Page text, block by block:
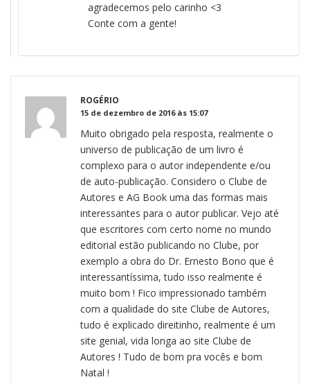
agradecemos pelo carinho <3
Conte com a gente!
ROGÉRIO
15 de dezembro de 2016 às 15:07
Muito obrigado pela resposta, realmente o
universo de publicação de um livro é
complexo para o autor independente e/ou
de auto-publicação. Considero o Clube de
Autores e AG Book uma das formas mais
interessantes para o autor publicar. Vejo até
que escritores com certo nome no mundo
editorial estão publicando no Clube, por
exemplo a obra do Dr. Ernesto Bono que é
interessantíssima, tudo isso realmente é
muito bom ! Fico impressionado também
com a qualidade do site Clube de Autores,
tudo é explicado direitinho, realmente é um
site genial, vida longa ao site Clube de
Autores ! Tudo de bom pra vocês e bom
Natal !